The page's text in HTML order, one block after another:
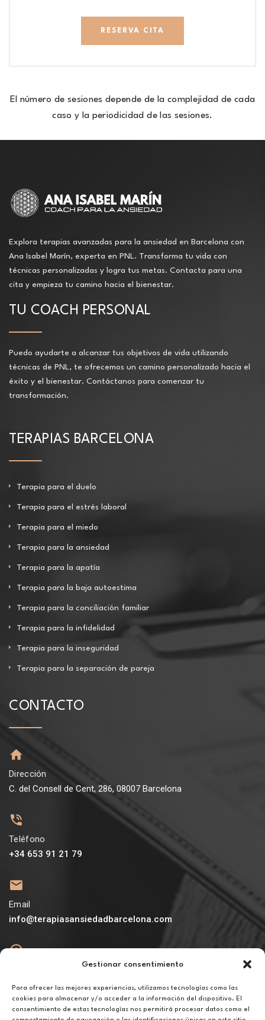
Gestionar consentimiento
Para ofrecer las mejores experiencias, utilizamos tecnologías como las
cookies para almacenar y/o acceder a la información del dispositivo. El
consentimiento de estas tecnologías nos permitirá procesar datos como el
RESERVA CITA
El número de sesiones depende de la complejidad de cada
caso y la periodicidad de las sesiones.
Explora terapias avanzadas para la ansiedad en Barcelona con
Ana Isabel Marín, experta en PNL. Transforma tu vida con
técnicas personalizadas y logra tus metas. Contacta para una
cita y empieza tu camino hacia el bienestar.
TU COACH PERSONAL
Puedo ayudarte a alcanzar tus objetivos de vida utilizando
técnicas de PNL, te ofrecemos un camino personalizado hacia el
éxito y el bienestar. Contáctanos para comenzar tu
transformación.
TERAPIAS BARCELONA
Terapia para el duelo
Terapia para el estrés laboral
Terapia para el miedo
Terapia para la ansiedad
Terapia para la apatía
Terapia para la baja autoestima
Terapia para la conciliación familiar
Terapia para la infidelidad
Terapia para la inseguridad
Terapia para la separación de pareja
CONTACTO
Dirección
C. del Consell de Cent, 286, 08007 Barcelona
Teléfono
+34 653 91 21 79
Email
info@terapiasansiedadbarcelona.com
De lunes a viernes de 10h a 20h
Aviso legal